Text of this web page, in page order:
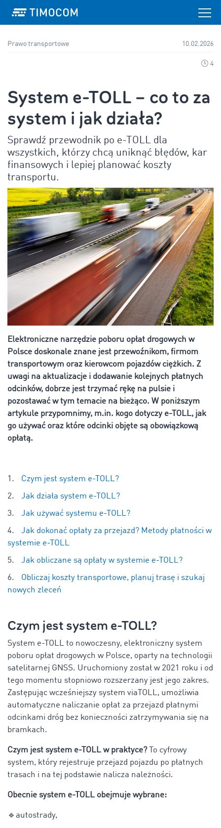
Prawo transportowe 10.02.2026
4
System e-TOLL – co to za
system i jak działa?
Sprawdź przewodnik po e-TOLL dla
wszystkich, którzy chcą uniknąć błędów, kar
finansowych i lepiej planować koszty
transportu.
Elektroniczne narzędzie poboru opłat drogowych w
Polsce doskonale znane jest przewoźnikom, firmom
transportowym oraz kierowcom pojazdów ciężkich. Z
uwagi na aktualizacje i dodawanie kolejnych płatnych
odcinków, dobrze jest trzymać rękę na pulsie i
pozostawać w tym temacie na bieżąco. W poniższym
artykule przypomnimy, m.in. kogo dotyczy e-TOLL, jak
go używać oraz które odcinki objęte są obowiązkową
opłatą.
Czym jest system e-TOLL?
Jak działa system e-TOLL?
Jak używać systemu e-TOLL?
Jak dokonać opłaty za przejazd? Metody płatności w
systemie e-TOLL
Jak obliczane są opłaty w systemie e-TOLL?
Obliczaj koszty transportowe, planuj trasę i szukaj
nowych zleceń
Czym jest system e-TOLL?
System e-TOLL to nowoczesny, elektroniczny system
poboru opłat drogowych w Polsce, oparty na technologii
satelitarnej GNSS. Uruchomiony został w 2021 roku i od
tego momentu stopniowo rozszerzany jest jego zakres.
Zastępując wcześniejszy system viaTOLL, umożliwia
automatyczne naliczanie opłat za przejazd płatnymi
odcinkami dróg bez konieczności zatrzymywania się na
bramkach.
Czym jest system e-TOLL w praktyce?
To cyfrowy
system, który rejestruje przejazd pojazdu po płatnych
trasach i na tej podstawie nalicza należności.
Obecnie system e-TOLL obejmuje wybrane:
🔹 autostrady,